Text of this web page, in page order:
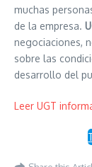
muchas
de la empresa.
negociaciones,
sobre las
desarrollo del
Leer UGT